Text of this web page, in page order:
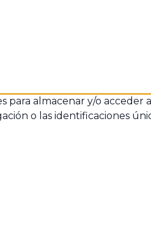
almacenar y/o
o las identificaciones